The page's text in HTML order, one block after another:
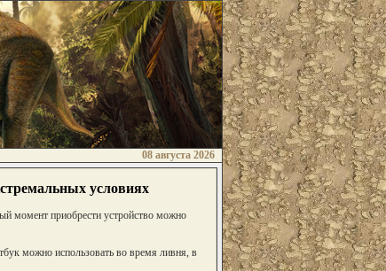
08 августа 2026
условиях
момент приобрести устройство можно
можно использовать во время ливня, в